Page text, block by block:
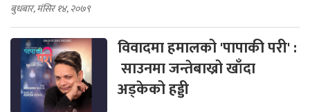
बुधबार, मंसिर १४, २०७९
विवादमा हमालको 'पापाकी परी' :
साउनमा जन्तेबाख्रो खाँदा
अड्केको हड्डी